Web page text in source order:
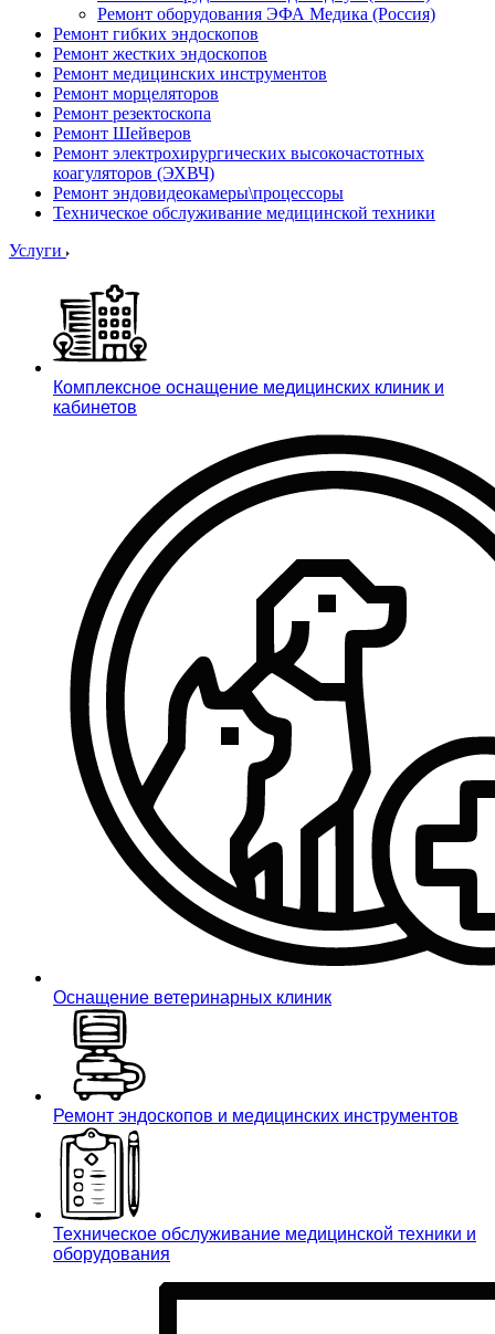
Ремонт оборудования ЭФА Медика (Россия)
Ремонт гибких эндоскопов
Ремонт жестких эндоскопов
Ремонт медицинских инструментов
Ремонт морцеляторов
Ремонт резектоскопа
Ремонт Шейверов
Ремонт электрохирургических высокочастотных
коагуляторов (ЭХВЧ)
Ремонт эндовидеокамеры\процессоры
Техническое обслуживание медицинской техники
Услуги
Комплексное оснащение медицинских клиник и
кабинетов
Оснащение ветеринарных клиник
Ремонт эндоскопов и медицинских инструментов
Техническое обслуживание медицинской техники и
оборудования